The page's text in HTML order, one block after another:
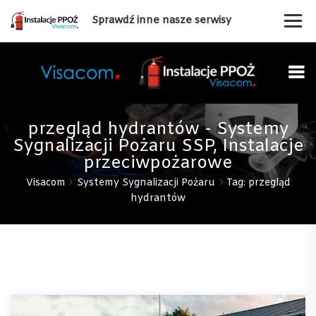
przegląd hydrantów - Systemy
Sygnalizacji Pożaru SSP, Instalacje
przeciwpożarowe
Visacom Systemy Sygnalizacji Pożaru
Tag: przegląd
hydrantów
Sprawdź inne nasze serwisy